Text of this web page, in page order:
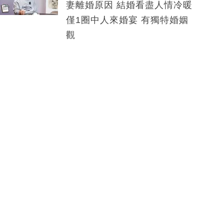
妻離婚原因 結婚看盡人情冷暖
僅1圈中人來婚宴 有獨特婚姻
觀